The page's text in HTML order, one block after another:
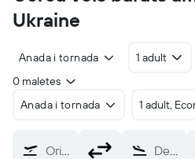
Ukraine
Anada i tornada 1 adult
0 maletes
Anada i tornada
1 adult,
Origen? Destinació